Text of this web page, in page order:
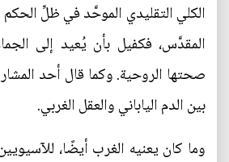
الكلي التقليدي الموحَّد في ظلِّ الحكم
المقدَّس، فكفيل بأن يُعيد إلى
صحتها الروحية. وكما قال أحد
بين الدم الياباني والعقل الغربي.
وما كان يعنيه الغرب أيضًا،